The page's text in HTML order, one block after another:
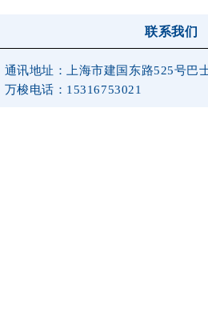
联系我们
通讯地址：上海市建国东路525号巴
万梭电话：15316753021